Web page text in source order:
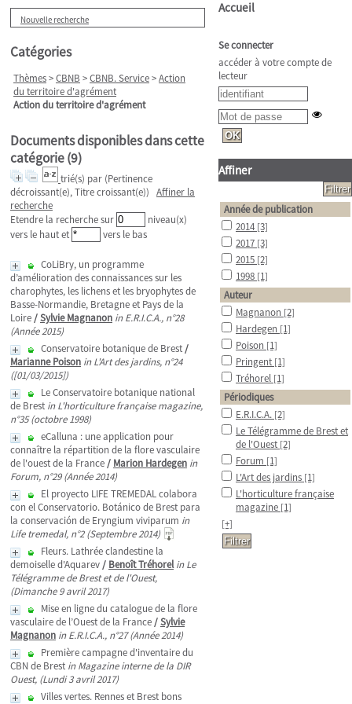
Nouvelle recherche
Catégories
Thèmes>CBNB >CBNB. Service>Action
du territoire d'agrément
Action du territoire d'agrément
Documents disponibles dans cette
catégorie (9)
trié(s) par (Pertinence
décroissant(e), Titre croissant(e)) Affiner la
recherche
Etendre la recherche sur
niveau(x)
vers le haut et
vers le bas
CoLiBry, un programme
d’amélioration des connaissances sur les
charophytes, les lichens et les bryophytes de
Basse-Normandie, Bretagne et Pays de la
Loire/Sylvie Magnanon in E.R.I.C.A., n°28
(Année 2015)
Conservatoire botanique de Brest/
Marianne Poison in L'Art des jardins, n°24
([01/03/2015])
Le Conservatoire botanique national
de Brest in L'horticulture française magazine,
n°35 (octobre 1998)
eCalluna : une application pour
connaître la répartition de la flore vasculaire
de l'ouest de la France/ Marion Hardegen in
Forum, n°29 (Année 2014)
El proyecto LIFE TREMEDAL colabora
con el Conservatorio. Botánico de Brest para
la conservación de Eryngium viviparum in
Life tremedal, n°2 (Septembre 2014)
Fleurs. Lathrée clandestine la
demoiselle d'Aquarev/ Benoît Tréhorel in Le
Télégramme de Brest et de l'Ouest,
(Dimanche 9 avril 2017)
Mise en ligne du catalogue de la flore
vasculaire de l’Ouest de la France/Sylvie
Magnanon in E.R.I.C.A., n°27 (Année 2014)
Première campagne d'inventaire du
CBN de Brest in Magazine interne de la DIR
Ouest, (Lundi 3 avril 2017)
Villes vertes. Rennes et Brest bons
Accueil
Se connecter
accéder à votre compte de
lecteur
Affiner
Année de publication
2014 [3]
2017 [3]
2015 [2]
1998 [1]
Auteur
Magnanon [2]
Hardegen [1]
Poison [1]
Pringent [1]
Tréhorel [1]
Périodiques
E.R.I.C.A. [2]
Le Télégramme de Brest et
de l'Ouest [2]
Forum [1]
L'Art des jardins [1]
L'horticulture française
magazine [1]
[+]